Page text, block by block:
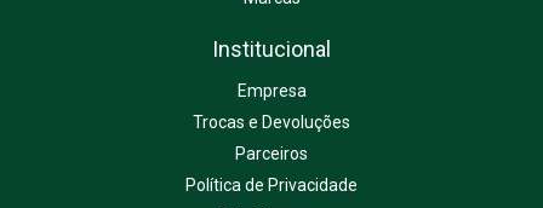
Institucional
Empresa
Trocas e Devoluções
Parceiros
Política de Privacidade